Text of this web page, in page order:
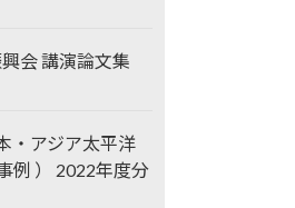
会 講演論文集
・アジア太平洋
例 ） 2022年度分